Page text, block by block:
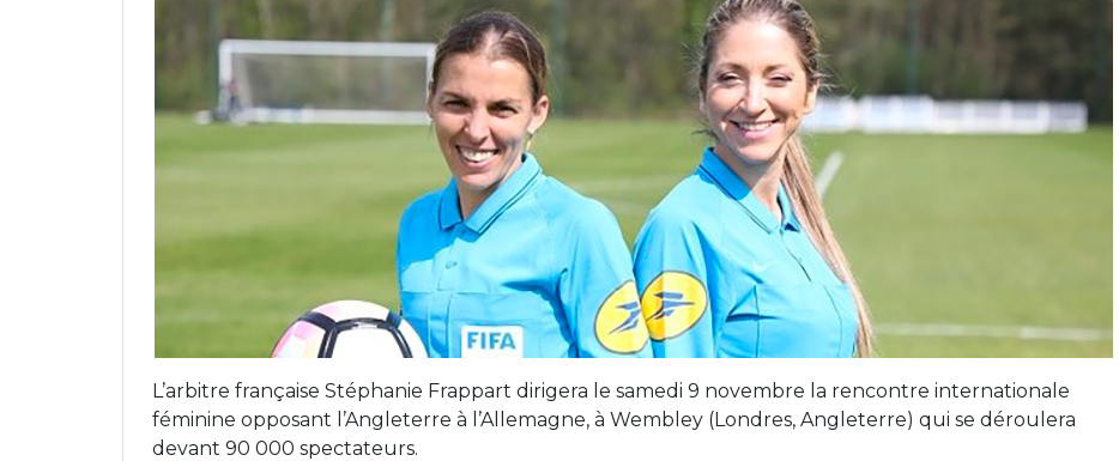
L’arbitre française Stéphanie Frappart dirigera le samedi 9 novembre la rencontre internationale
féminine opposant l’Angleterre à l’Allemagne, à Wembley (Londres, Angleterre) qui se déroulera
devant 90 000 spectateurs.